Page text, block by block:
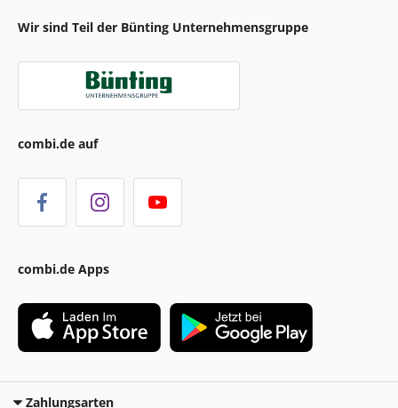
Wir sind Teil der Bünting Unternehmensgruppe
combi.de auf
combi.de Apps
Zahlungsarten